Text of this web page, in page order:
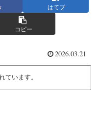
はてブ
コピー
2026.03.21
ています。